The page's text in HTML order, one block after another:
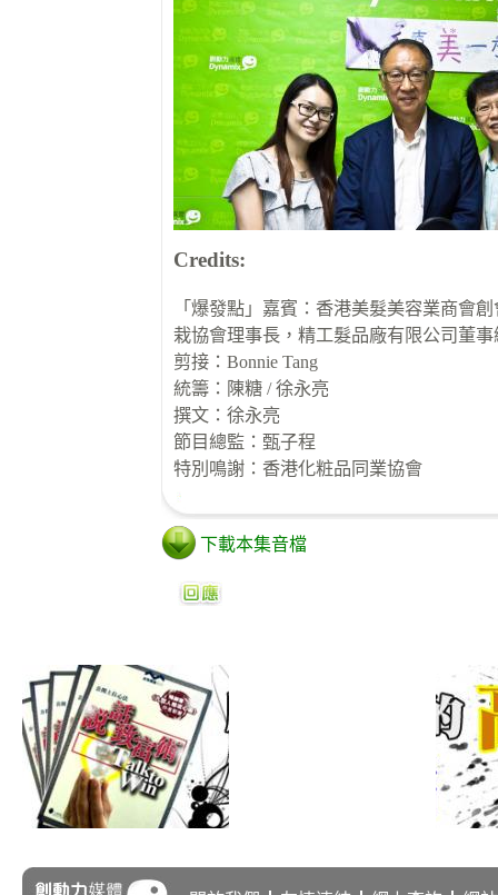
Credits:
「爆發點」嘉賓：香港美髮美容業商會
栽協會理事長，精工髮品廠有限公司董
剪接：Bonnie Tang
統籌：陳糖 / 徐永亮
撰文：徐永亮
節目總監：甄子程
特別鳴謝：香港化粧品同業協會
下載本集音檔